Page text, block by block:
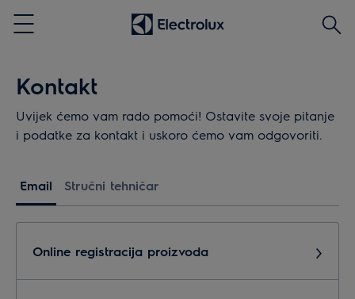
Menu
Traži
Kontakt
Uvijek ćemo vam rado pomoći! Ostavite svoje pitanje
i podatke za kontakt i uskoro ćemo vam odgovoriti.
Email Stručni tehničar
Online registracija proizvoda